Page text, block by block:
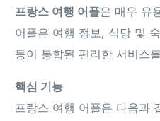
프랑스 여행 어플은 매우 유
어플은 여행 정보, 식당 및
등이 통합된 편리한 서비스
핵심 기능
프랑스 여행 어플은 다음과